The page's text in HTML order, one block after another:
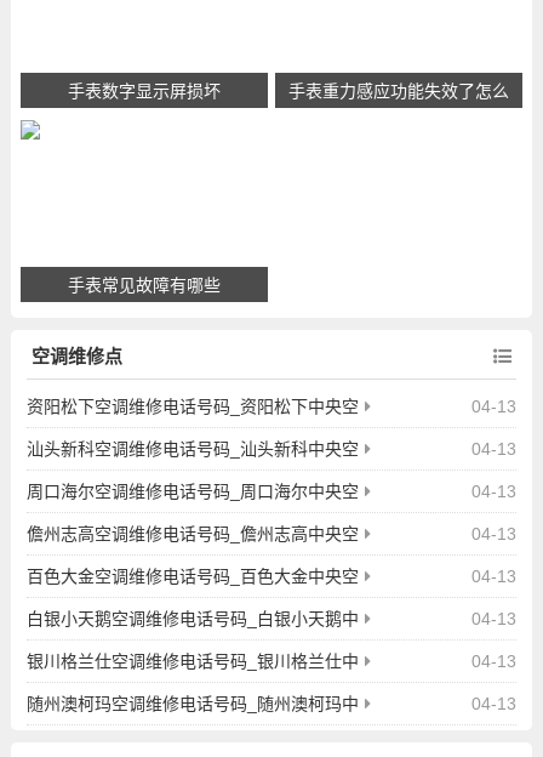
手表数字显示屏损坏
手表重力感应功能失效了怎么
手表常见故障有哪些
空调维修点
04-13
资阳松下空调维修电话号码_资阳松下中央空
调维修点地址查询 04-13
汕头新科空调维修电话号码_汕头新科中央空
调维修点地址查询 04-13
周口海尔空调维修电话号码_周口海尔中央空
调维修点地址查询 04-13
儋州志高空调维修电话号码_儋州志高中央空
调维修点地址查询 04-13
百色大金空调维修电话号码_百色大金中央空
调维修点地址查询 04-13
白银小天鹅空调维修电话号码_白银小天鹅中
央空调维修点地址查询 04-13
银川格兰仕空调维修电话号码_银川格兰仕中
央空调维修点地址查询 04-13
随州澳柯玛空调维修电话号码_随州澳柯玛中